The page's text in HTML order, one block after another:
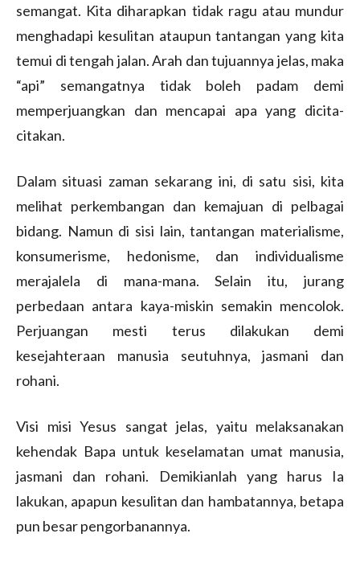
semangat. Kita diharapkan tidak ragu atau mundur
menghadapi kesulitan ataupun tantangan yang kita
temui di tengah jalan. Arah dan tujuannya jelas, maka
“api” semangatnya tidak boleh padam demi
memperjuangkan dan mencapai apa yang dicita-
citakan.
Dalam situasi zaman sekarang ini, di satu sisi, kita
melihat perkembangan dan kemajuan di pelbagai
bidang. Namun di sisi lain, tantangan materialisme,
konsumerisme, hedonisme, dan individualisme
merajalela di mana-mana. Selain itu, jurang
perbedaan antara kaya-miskin semakin mencolok.
Perjuangan mesti terus dilakukan demi
kesejahteraan manusia seutuhnya, jasmani dan
rohani.
Visi misi Yesus sangat jelas, yaitu melaksanakan
kehendak Bapa untuk keselamatan umat manusia,
jasmani dan rohani. Demikianlah yang harus Ia
lakukan, apapun kesulitan dan hambatannya, betapa
pun besar pengorbanannya.